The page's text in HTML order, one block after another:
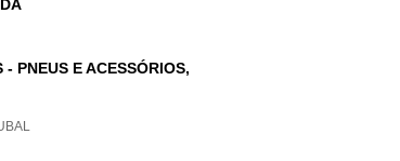
- PNEUS E ACESSÓRIOS,